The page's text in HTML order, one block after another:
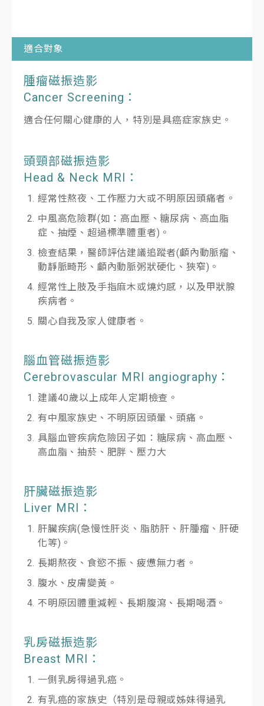
適合對象
腫瘤磁振造影
Cancer Screening：
適合任何關心健康的人，特別是具癌症家族史。
頭頸部磁振造影
Head & Neck MRI：
經常性熬夜、工作壓力大或不明原因頭痛者。
中風高危險群(如：高血壓、糖尿病、高血脂
症、抽煙、超過標準體重者)。
檢查結果，醫師評估建議追蹤者(顱內動脈瘤、
動靜脈畸形、顱內動脈粥狀硬化、狹窄)。
經常性上肢及手指麻木或燒灼感，以及甲狀腺
疾病者。
關心自我及家人健康者。
腦血管磁振造影
Cerebrovascular MRI angiography：
建議40歲以上成年人定期檢查。
有中風家族史、不明原因頭暈、頭痛。
具腦血管疾病危險因子如：糖尿病、高血壓、
高血脂、抽菸、肥胖、壓力大
肝臟磁振造影
Liver MRI：
肝臟疾病(急慢性肝炎、脂肪肝、肝腫瘤、肝硬
化等)。
長期熬夜、食慾不振、疲憊無力者。
腹水、皮膚變黃。
不明原因體重減輕、長期腹瀉、長期喝酒。
乳房磁振造影
Breast MRI：
一側乳房得過乳癌。
有乳癌的家族史（特別是母親或姊妹得過乳